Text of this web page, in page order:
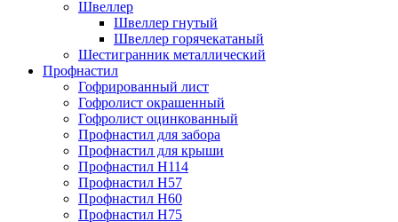
Швеллер
Швеллер гнутый
Швеллер горячекатаный
Шестигранник металлический
Профнастил
Гофрированный лист
Гофролист окрашенный
Гофролист оцинкованный
Профнастил для забора
Профнастил для крыши
Профнастил Н114
Профнастил Н57
Профнастил Н60
Профнастил Н75